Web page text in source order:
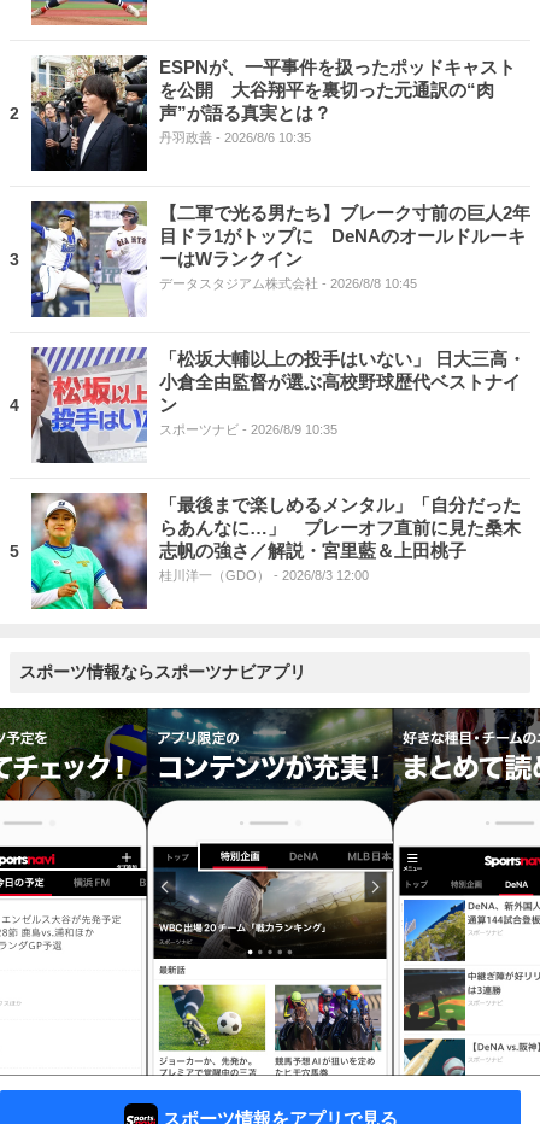
2
ESPNが、一平事件を扱ったポッドキャスト
を公開 大谷翔平を裏切った元通訳の“肉
声”が語る真実とは？
丹羽政善 - 2026/8/6 10:35
3
【二軍で光る男たち】ブレーク寸前の巨人2年
目ドラ1がトップに DeNAのオールドルーキ
ーはWランクイン
データスタジアム株式会社 - 2026/8/8 10:45
4
「松坂大輔以上の投手はいない」 日大三高・
小倉全由監督が選ぶ高校野球歴代ベストナイ
ン
スポーツナビ - 2026/8/9 10:35
5
「最後まで楽しめるメンタル」「自分だった
らあんなに…」 プレーオフ直前に見た桑木
志帆の強さ／解説・宮里藍＆上田桃子
桂川洋一（GDO） - 2026/8/3 12:00
スポーツ情報ならスポーツナビアプリ
スポーツ情報をアプリで見る